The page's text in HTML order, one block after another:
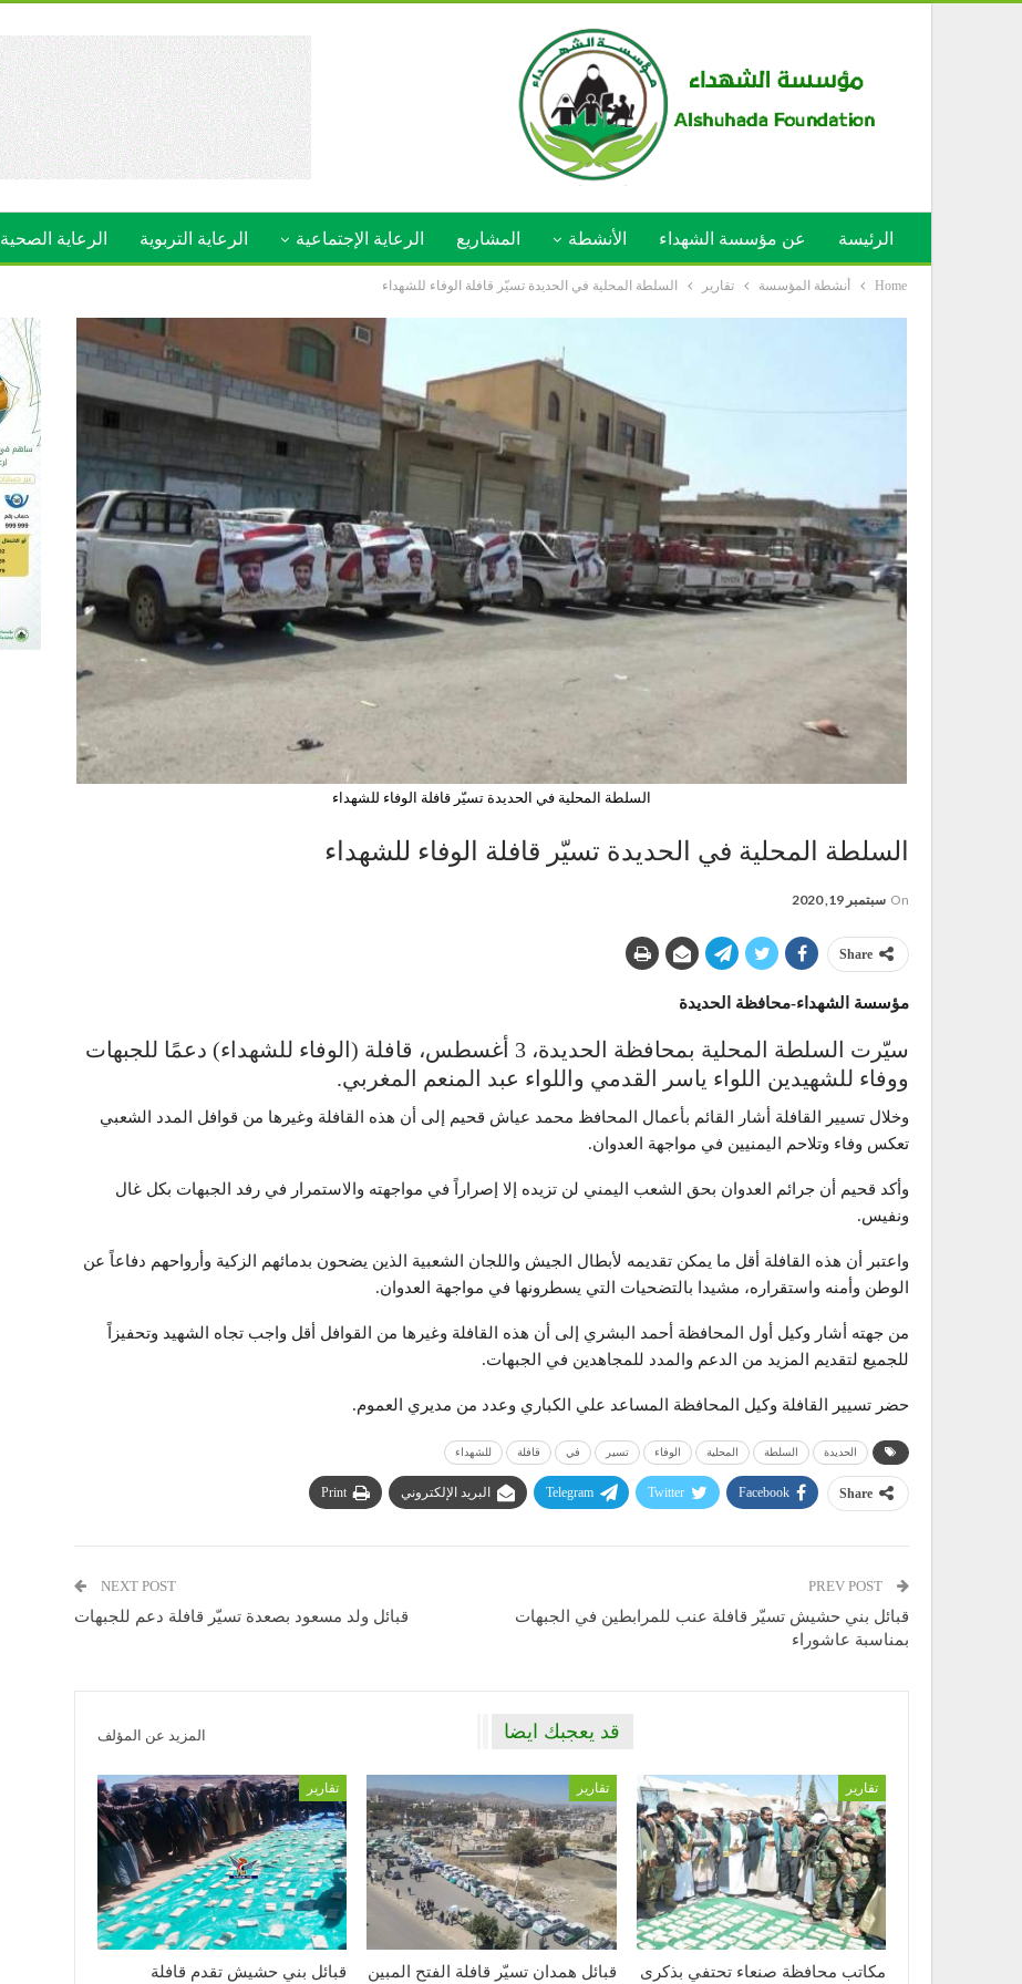
الرئيسة عن مؤسسة الشهداء الأنشطة المشاريع الرعاية الإجتماعية الرعاية التربوية الرعاية الصحية
Home أنشطة المؤسسة تقارير السلطة المحلية في الحديدة تسيّر قافلة الوفاء للشهداء
السلطة المحلية في الحديدة تسيّر قافلة الوفاء للشهداء
السلطة المحلية في الحديدة تسيّر قافلة الوفاء للشهداء
On سبتمبر 19, 2020
Share
مؤسسة الشهداء-محافظة الحديدة
سيّرت السلطة المحلية بمحافظة الحديدة، 3 أغسطس، قافلة (الوفاء للشهداء) دعمًا للجبهات
ووفاء للشهيدين اللواء ياسر القدمي واللواء عبد المنعم المغربي.
وخلال تسيير القافلة أشار القائم بأعمال المحافظ محمد عياش قحيم إلى أن هذه القافلة وغيرها من قوافل المدد الشعبي
تعكس وفاء وتلاحم اليمنيين في مواجهة العدوان.
وأكد قحيم أن جرائم العدوان بحق الشعب اليمني لن تزيده إلا إصراراً في مواجهته والاستمرار في رفد الجبهات بكل غال
ونفيس.
واعتبر أن هذه القافلة أقل ما يمكن تقديمه لأبطال الجيش واللجان الشعبية الذين يضحون بدمائهم الزكية وأرواحهم دفاعاً عن
الوطن وأمنه واستقراره، مشيدا بالتضحيات التي يسطرونها في مواجهة العدوان.
من جهته أشار وكيل أول المحافظة أحمد البشري إلى أن هذه القافلة وغيرها من القوافل أقل واجب تجاه الشهيد وتحفيزاً
للجميع لتقديم المزيد من الدعم والمدد للمجاهدين في الجبهات.
حضر تسيير القافلة وكيل المحافظة المساعد علي الكباري وعدد من مديري العموم.
الحديدة السلطة المحلية الوفاء تسير في قافلة للشهداء
Share
Facebook
Twitter
Telegram البريد الإلكتروني Print
قبائل بني حشيش تسيّر قافلة عنب للمرابطين في الجبهات
بمناسبة عاشوراء
NEXT POST
قبائل ولد مسعود بصعدة تسيّر قافلة دعم للجبهات
قد يعجبك ايضا المزيد عن المؤلف
تقارير
مكاتب محافظة صنعاء تحتفي بذكرى
تقارير
قبائل همدان تسيّر قافلة الفتح المبين
تقارير
قبائل بني حشيش تقدم قافلة